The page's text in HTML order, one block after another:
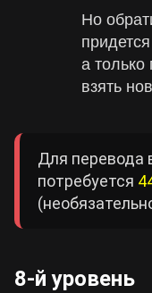
Но
а только
взять
Для перевода
потребуется
8-й уровень